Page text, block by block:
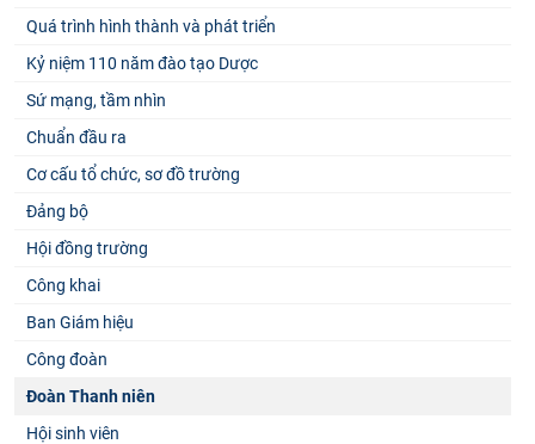
Quá trình hình thành và phát triển
Kỷ niệm 110 năm đào tạo Dược
Sứ mạng, tầm nhìn
Chuẩn đầu ra
Cơ cấu tổ chức, sơ đồ trường
Đảng bộ
Hội đồng trường
Công khai
Ban Giám hiệu
Công đoàn
Đoàn Thanh niên
Hội sinh viên